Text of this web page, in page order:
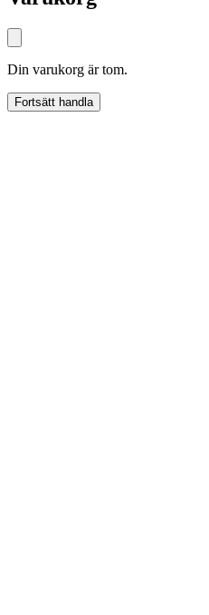
Din varukorg är tom.
Fortsätt handla